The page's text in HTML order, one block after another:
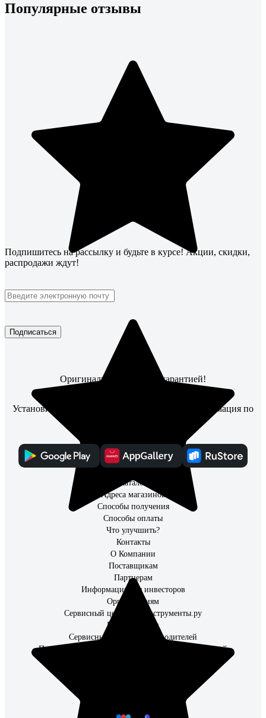
Популярные отзывы
Подпишитесь на рассылку и будьте в курсе! Акции, скидки,
распродажи ждут!
Подписаться
Оригинальные товары с гарантией!
Установите мобильное приложение, чтобы информация по
Каталог
Адреса магазинов
Способы получения
Способы оплаты
Что улучшить?
Контакты
О Компании
Поставщикам
Партнерам
Информация для инвесторов
Организациям
Сервисный центр ВсеИнструменты.ру
Наши закупки
Сервисные центры производителей
Правила применения рекомендательных технологий